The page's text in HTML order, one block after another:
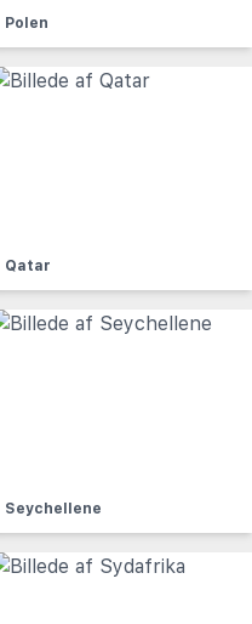
Polen
Qatar
Seychellene